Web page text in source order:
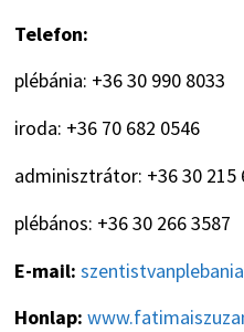
Telefon:
plébánia: +36 30 990 8033
iroda: +36 70 682 0546
adminisztrátor: +36 30 215
plébános: +36 30 266 3587
E-mail:
Honlap: